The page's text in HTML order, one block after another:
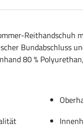
Reithandschuh
Bundabschluss
80 %